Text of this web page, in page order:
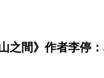
之間》作者李停